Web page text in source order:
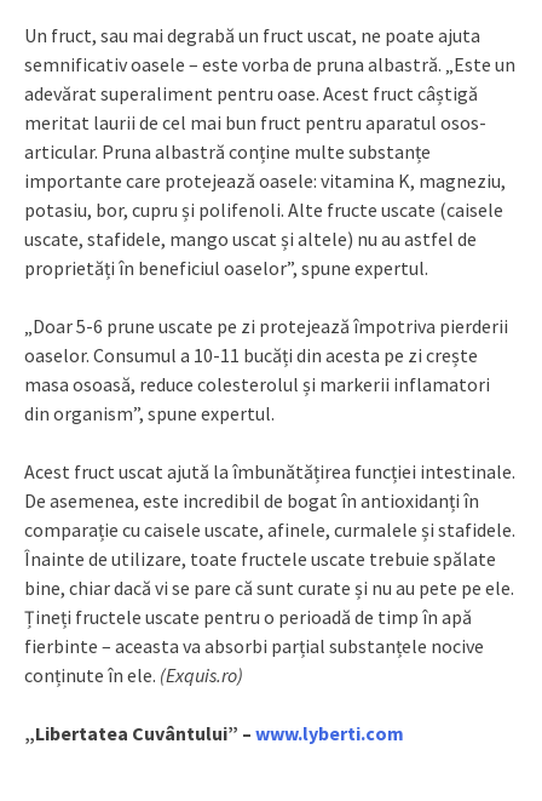
Un fruct, sau mai degrabă un fruct uscat, ne poate ajuta
semnificativ oasele – este vorba de pruna albastră. „Este un
adevărat superaliment pentru oase. Acest fruct câștigă
meritat laurii de cel mai bun fruct pentru aparatul osos-
articular. Pruna albastră conține multe substanțe
importante care protejează oasele: vitamina K, magneziu,
potasiu, bor, cupru și polifenoli. Alte fructe uscate (caisele
uscate, stafidele, mango uscat și altele) nu au astfel de
proprietăți în beneficiul oaselor”, spune expertul.
„Doar 5-6 prune uscate pe zi protejează împotriva pierderii
oaselor. Consumul a 10-11 bucăți din acesta pe zi crește
masa osoasă, reduce colesterolul și markerii inflamatori
din organism”, spune expertul.
Acest fruct uscat ajută la îmbunătățirea funcției intestinale.
De asemenea, este incredibil de bogat în antioxidanți în
comparație cu caisele uscate, afinele, curmalele și stafidele.
Înainte de utilizare, toate fructele uscate trebuie spălate
bine, chiar dacă vi se pare că sunt curate și nu au pete pe ele.
Țineți fructele uscate pentru o perioadă de timp în apă
fierbinte – aceasta va absorbi parțial substanțele nocive
conținute în ele. (Exquis.ro)
„Libertatea Cuvântului” – www.lyberti.com